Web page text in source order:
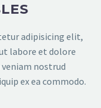
adipisicing elit,
labore et dolore
nostrud
ex ea commodo.